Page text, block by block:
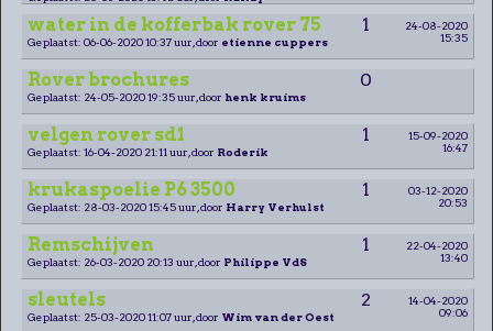
water in de kofferbak rover 75 1
24-08-2020
15:35
Geplaatst: 06-06-2020 10:37 uur, door etienne cuppers
Rover brochures 0
Geplaatst: 24-05-2020 19:35 uur, door henk kruims
velgen rover sd1 1
15-09-2020
16:47
Geplaatst: 16-04-2020 21:11 uur, door Roderik
krukaspoelie P6 3500 1
03-12-2020
20:53
Geplaatst: 28-03-2020 15:45 uur, door Harry Verhulst
Remschijven 1
22-04-2020
13:40
Geplaatst: 26-03-2020 20:13 uur, door Philippe VdS
sleutels 2
14-04-2020
09:06
Geplaatst: 25-03-2020 11:07 uur, door Wim van der Oest